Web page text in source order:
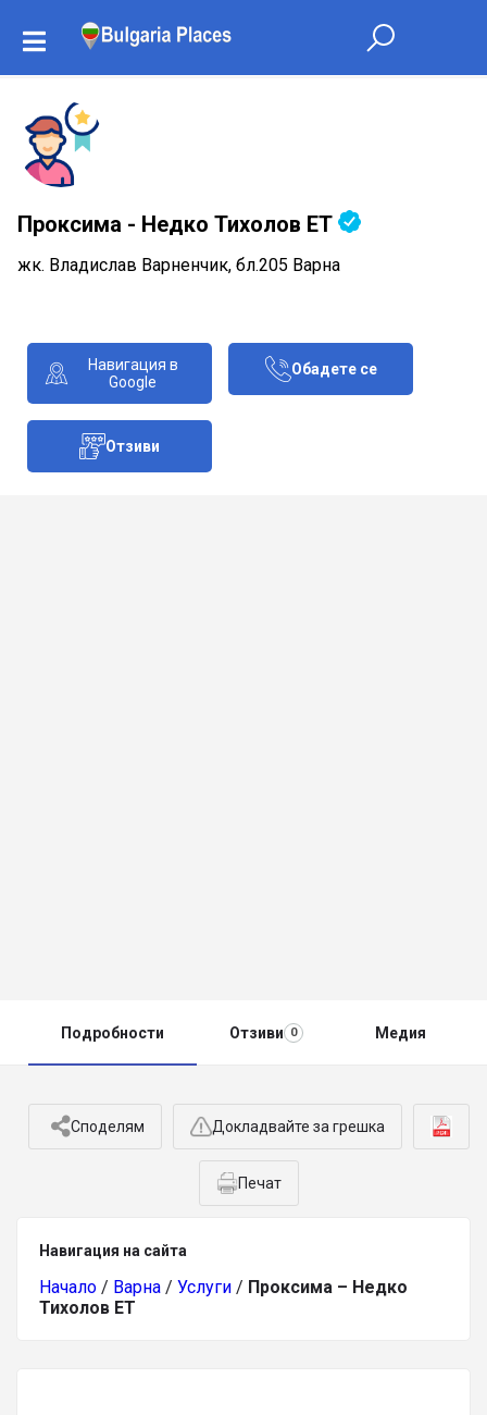
Проксима - Недко Тихолов ЕТ
жк. Владислав Варненчик, бл.205 Варна
Навигация в
Google
Обадете се
Отзиви
Подробности Отзиви 0 Медия
Споделям Докладвайте за грешка
Печат
Навигация на сайта
Начало / Варна / Услуги / Проксима – Недко
Тихолов ЕТ